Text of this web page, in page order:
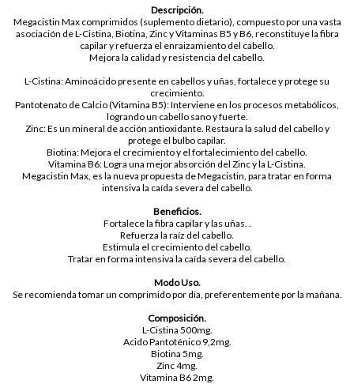
Descripción.
Megacistin Max comprimidos (suplemento dietario), compuesto por una vasta
asociación de L-Cistina, Biotina, Zinc y Vitaminas B5 y B6, reconstituye la fibra
capilar y refuerza el enraizamiento del cabello.
Mejora la calidad y resistencia del cabello.
L-Cistina: Aminoácido presente en cabellos y uñas, fortalece y protege su
crecimiento.
Pantotenato de Calcio (Vitamina B5): Interviene en los procesos metabólicos,
logrando un cabello sano y fuerte.
Zinc: Es un mineral de acción antioxidante. Restaura la salud del cabello y
protege el bulbo capilar.
Biotina: Mejora el crecimiento y el fortalecimiento del cabello.
Vitamina B6: Logra una mejor absorción del Zinc y la L-Cistina.
Megacistin Max, es la nueva propuesta de Megacistin, para tratar en forma
intensiva la caída severa del cabello.
Beneficios.
Fortalece la fibra capilar y las uñas. .
Refuerza la raíz del cabello.
Estimula el crecimiento del cabello.
Tratar en forma intensiva la caída severa del cabello.
Modo Uso.
Se recomienda tomar un comprimido por día, preferentemente por la mañana.
Composición.
L-Cistina 500mg.
Acido Pantoténico 9,2mg.
Biotina 5mg.
Zinc 4mg.
Vitamina B6 2mg.